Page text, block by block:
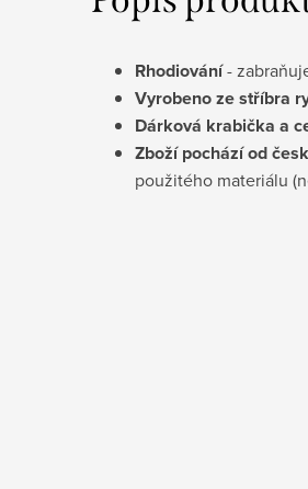
Rhodiování-
Vyrobeno ze stříbra
Dárková krabička a
Zboží pochází od
použitého materiálu